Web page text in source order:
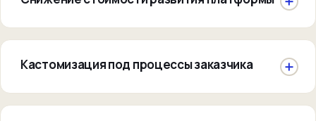
Кастомизация под процессы заказчика